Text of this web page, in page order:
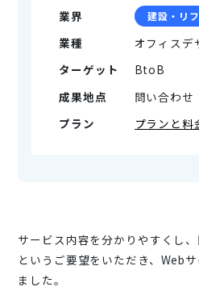
業界 建設・リ
業種
オフィスデ
ターゲット
BtoB
成果地点
問い合わせ
プラン
プランと料
サービス内容を分かりやすくし
というご要望をいただき、Web
ました。